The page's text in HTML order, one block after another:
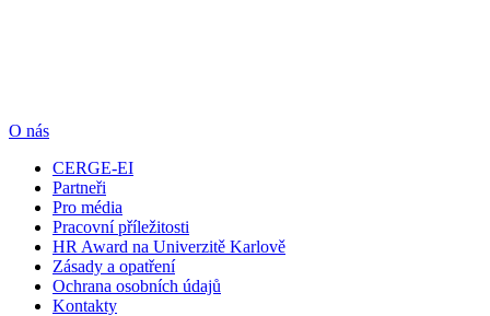
O nás
CERGE-EI
Partneři
Pro média
Pracovní příležitosti
HR Award na Univerzitě Karlově
Zásady a opatření
Ochrana osobních údajů
Kontakty